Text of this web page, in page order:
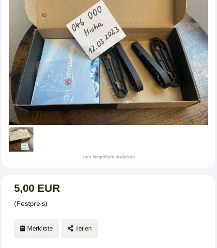
zum Vergrößern anklicken
5,00 EUR
(Festpreis)
Merkliste Teilen